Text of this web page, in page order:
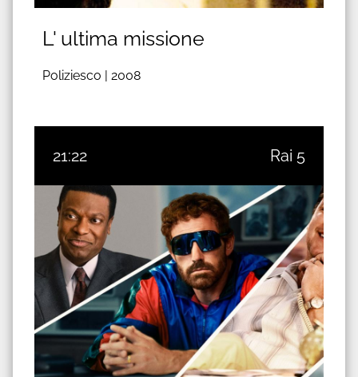
L' ultima missione
Poliziesco | 2008
21:22 Rai 5